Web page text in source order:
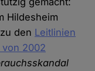
Hildesheim
den Leitlinien
2002